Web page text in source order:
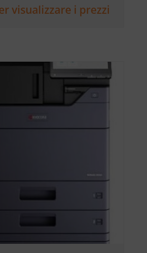
visualizzare i prezzi